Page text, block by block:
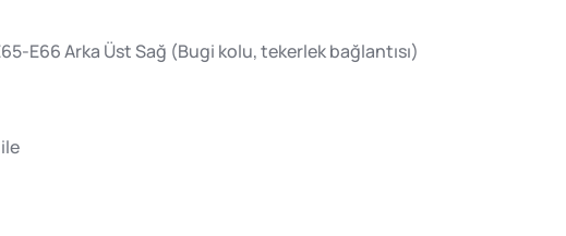
E66 Arka Üst Sağ (Bugi kolu, tekerlek bağlantısı)